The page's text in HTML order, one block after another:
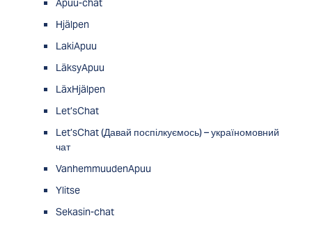
Apuu-chat
Hjälpen
LakiApuu
LäksyApuu
LäxHjälpen
Let’sChat
Let’sChat (Давай поспілкуємось) – україномовний
чат
VanhemmuudenApuu
Ylitse
Sekasin-chat